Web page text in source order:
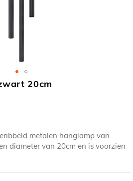
20cm
metalen hanglamp van
diameter van 20cm en is voorzien